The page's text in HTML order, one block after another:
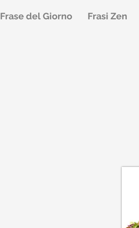
Frase del Giorno Frasi Zen